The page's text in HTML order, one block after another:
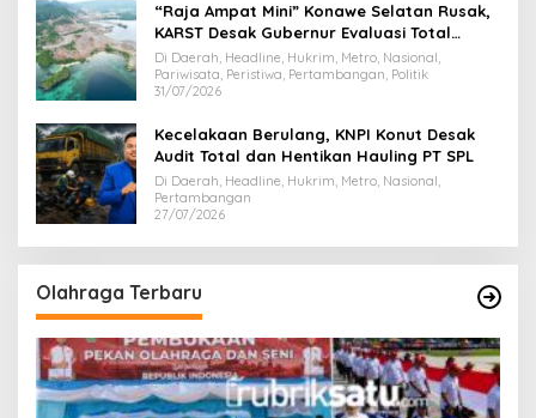
“Raja Ampat Mini” Konawe Selatan Rusak,
KARST Desak Gubernur Evaluasi Total
Dispar Sultra
Di Daerah, Headline, Hukrim, Metro, Nasional,
Pariwisata, Peristiwa, Pertambangan, Politik
31/07/2026
Kecelakaan Berulang, KNPI Konut Desak
Audit Total dan Hentikan Hauling PT SPL
Di Daerah, Headline, Hukrim, Metro, Nasional,
Pertambangan
27/07/2026
Olahraga Terbaru